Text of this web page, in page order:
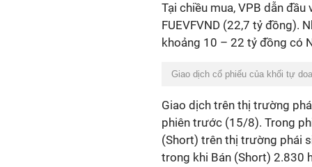
Tại chiều mua, VPB dẫn
FUEVFVND (22,7 tỷ đồng).
khoảng 10 – 22 tỷ đồng có
Giao dịch cổ phiếu của khối tự
Giao dịch trên thị trường
phiên trước (15/8). Trong
(Short) trên thị trường phái
trong khi Bán (Short) 2.830